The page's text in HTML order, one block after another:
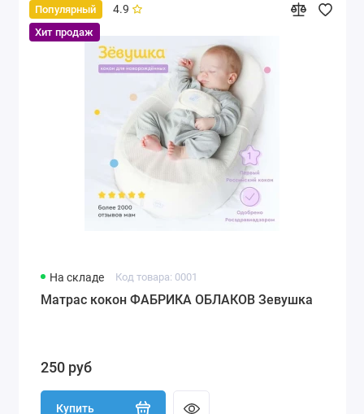
Популярный
Хит продаж
4.9
На складе Код товара: 0001
Матрас кокон ФАБРИКА ОБЛАКОВ Зевушка
250 руб
Купить